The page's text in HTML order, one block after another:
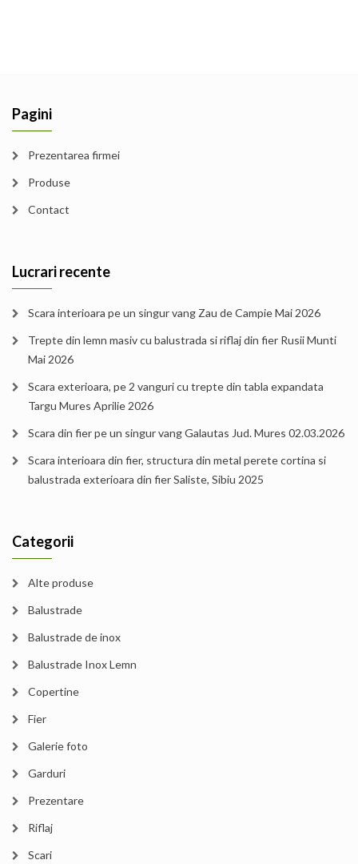
Pagini
Prezentarea firmei
Produse
Contact
Lucrari recente
Scara interioara pe un singur vang Zau de Campie Mai 2026
Trepte din lemn masiv cu balustrada si riflaj din fier Rusii Munti
Mai 2026
Scara exterioara, pe 2 vanguri cu trepte din tabla expandata
Targu Mures Aprilie 2026
Scara din fier pe un singur vang Galautas Jud. Mures 02.03.2026
Scara interioara din fier, structura din metal perete cortina si
balustrada exterioara din fier Saliste, Sibiu 2025
Categorii
Alte produse
Balustrade
Balustrade de inox
Balustrade Inox Lemn
Copertine
Fier
Galerie foto
Garduri
Prezentare
Riflaj
Scari